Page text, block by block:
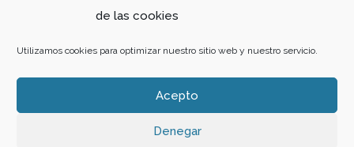
de las cookies
Utilizamos cookies para optimizar nuestro sitio web y nuestro servicio.
Acepto
Denegar